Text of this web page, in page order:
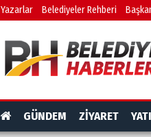
Yazarlar Belediyeler Rehberi
GÜNDEM ZİYARET